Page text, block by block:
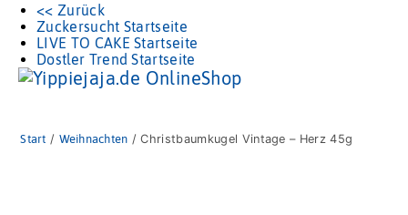
<< Zurück
Zuckersucht Startseite
LIVE TO CAKE Startseite
Dostler Trend Startseite
Start / Weihnachten / Christbaumkugel Vintage – Herz 45g